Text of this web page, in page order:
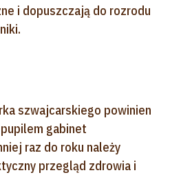
i dopuszczają do rozrodu
szwajcarskiego powinien
gabinet
raz do roku należy
przegląd zdrowia i